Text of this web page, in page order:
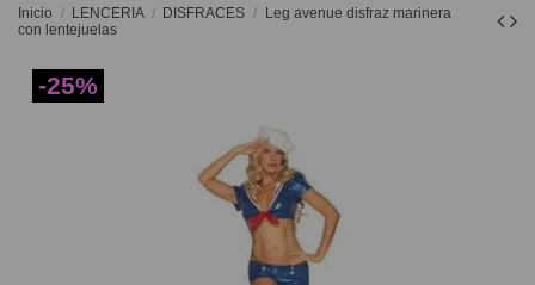
Inicio LENCERIA DISFRACES
Leg avenue disfraz marinera
con lentejuelas
-25%